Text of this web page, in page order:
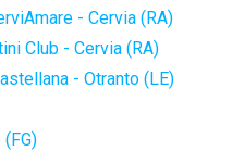
- Cervia (RA)
Club - Cervia (RA)
- Otranto (LE)